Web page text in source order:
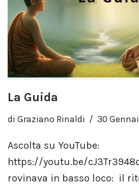
La Guida
di Graziano Rinaldi 30
Ascolta su YouTube:
https://youtu.be/
rovinava in basso loco: il